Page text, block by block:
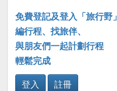
免費登記及登入「旅行野」
編行程、找旅伴、
與朋友們一起計劃行程
輕鬆完成
登入
註冊